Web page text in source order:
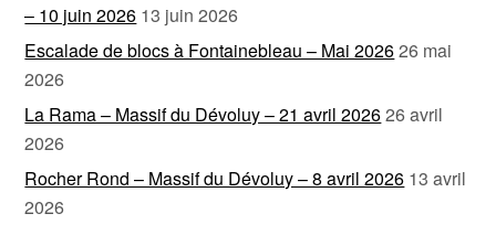
– 10 juin 2026 13 juin 2026
Escalade de blocs à Fontainebleau – Mai 202626 mai
2026
La Rama – Massif du Dévoluy – 21 avril 202626 avril
2026
Rocher Rond – Massif du Dévoluy – 8 avril 2026 13 avril
2026